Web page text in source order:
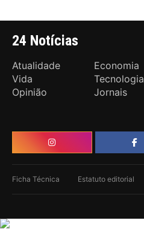
24 Notícias
Atualidade Economia
Vida
Tecnologia
Opinião
Jornais
Ficha Técnica Estatuto editorial